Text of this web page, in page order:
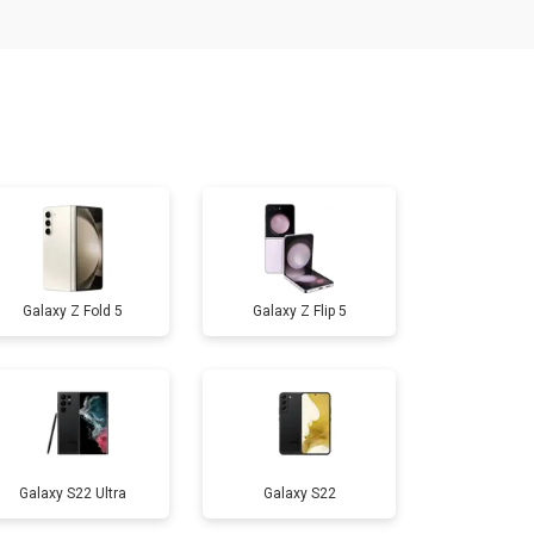
Заказать
21500 ₽ Заказать
950 ₽ Заказать
1750 ₽ Заказать
Galaxy Z Fold 5 Galaxy Z Flip 5
Galaxy S22 Ultra Galaxy S22